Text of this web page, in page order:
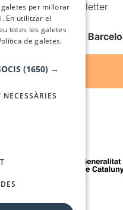
comercials i Newsletter
de Teatre
per millorar
En utilitzar el
totes les galetes
de galetes.
(1650) →